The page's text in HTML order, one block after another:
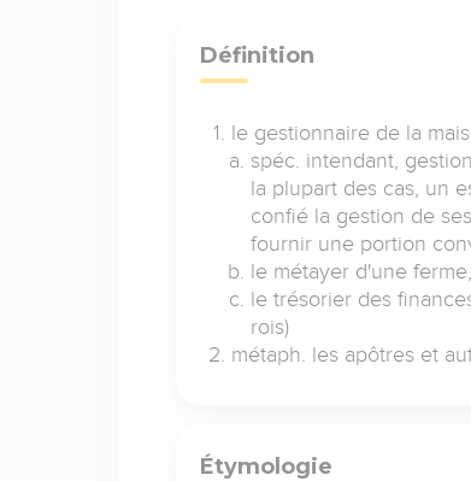
Définition
le gestionnaire de la
spéc. intendant,
la plupart des cas, un
confié la gestion de
fournir une portion
le métayer d'une
le trésorier des
rois)
métaph. les apôtres et
Étymologie